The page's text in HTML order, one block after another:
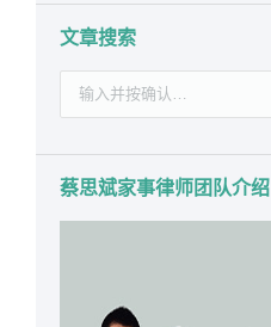
文章搜索
蔡思斌家事律师团队介绍